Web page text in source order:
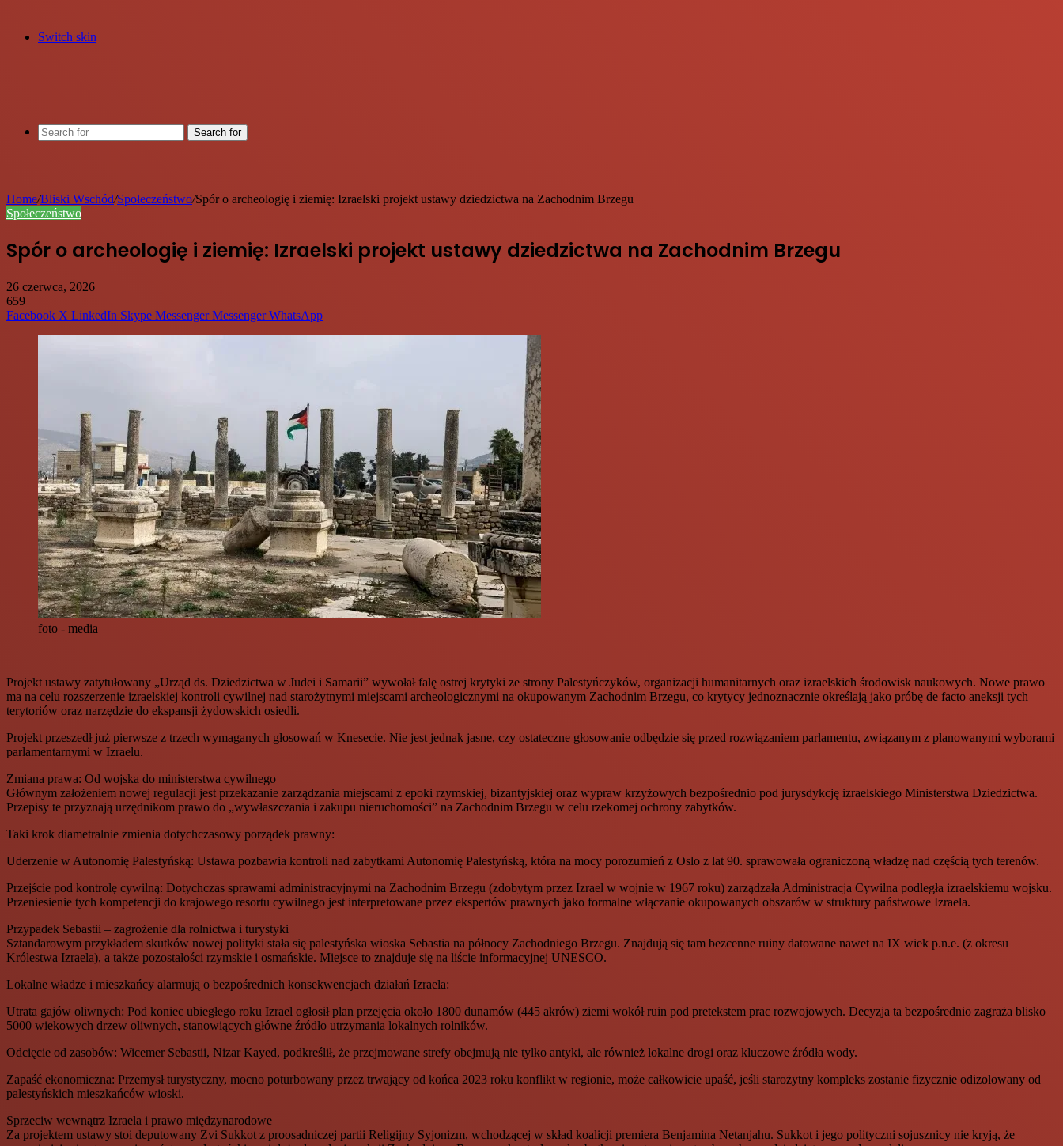
Switch skin
Search for
Home/Bliski Wschód/Społeczeństwo/Spór o archeologię i ziemię: Izraelski projekt ustawy dziedzictwa na Zachodnim Brzegu
Społeczeństwo
Spór o archeologię i ziemię: Izraelski projekt ustawy dziedzictwa na Zachodnim Brzegu
26 czerwca, 2026
659
Facebook X LinkedIn Skype Messenger Messenger WhatsApp
foto - media
Projekt ustawy zatytułowany „Urząd ds. Dziedzictwa w Judei i Samarii” wywołał falę ostrej krytyki ze strony Palestyńczyków, organizacji humanitarnych oraz izraelskich środowisk naukowych. Nowe prawo
ma na celu rozszerzenie izraelskiej kontroli cywilnej nad starożytnymi miejscami archeologicznymi na okupowanym Zachodnim Brzegu, co krytycy jednoznacznie określają jako próbę de facto aneksji tych
terytoriów oraz narzędzie do ekspansji żydowskich osiedli.
Projekt przeszedł już pierwsze z trzech wymaganych głosowań w Knesecie. Nie jest jednak jasne, czy ostateczne głosowanie odbędzie się przed rozwiązaniem parlamentu, związanym z planowanymi wyborami
parlamentarnymi w Izraelu.
Zmiana prawa: Od wojska do ministerstwa cywilnego
Głównym założeniem nowej regulacji jest przekazanie zarządzania miejscami z epoki rzymskiej, bizantyjskiej oraz wypraw krzyżowych bezpośrednio pod jurysdykcję izraelskiego Ministerstwa Dziedzictwa.
Przepisy te przyznają urzędnikom prawo do „wywłaszczania i zakupu nieruchomości” na Zachodnim Brzegu w celu rzekomej ochrony zabytków.
Taki krok diametralnie zmienia dotychczasowy porządek prawny:
Uderzenie w Autonomię Palestyńską: Ustawa pozbawia kontroli nad zabytkami Autonomię Palestyńską, która na mocy porozumień z Oslo z lat 90. sprawowała ograniczoną władzę nad częścią tych terenów.
Przejście pod kontrolę cywilną: Dotychczas sprawami administracyjnymi na Zachodnim Brzegu (zdobytym przez Izrael w wojnie w 1967 roku) zarządzała Administracja Cywilna podległa izraelskiemu wojsku.
Przeniesienie tych kompetencji do krajowego resortu cywilnego jest interpretowane przez ekspertów prawnych jako formalne włączanie okupowanych obszarów w struktury państwowe Izraela.
Przypadek Sebastii – zagrożenie dla rolnictwa i turystyki
Sztandarowym przykładem skutków nowej polityki stała się palestyńska wioska Sebastia na północy Zachodniego Brzegu. Znajdują się tam bezcenne ruiny datowane nawet na IX wiek p.n.e. (z okresu
Królestwa Izraela), a także pozostałości rzymskie i osmańskie. Miejsce to znajduje się na liście informacyjnej UNESCO.
Lokalne władze i mieszkańcy alarmują o bezpośrednich konsekwencjach działań Izraela:
Utrata gajów oliwnych: Pod koniec ubiegłego roku Izrael ogłosił plan przejęcia około 1800 dunamów (445 akrów) ziemi wokół ruin pod pretekstem prac rozwojowych. Decyzja ta bezpośrednio zagraża blisko
5000 wiekowych drzew oliwnych, stanowiących główne źródło utrzymania lokalnych rolników.
Odcięcie od zasobów: Wicemer Sebastii, Nizar Kayed, podkreślił, że przejmowane strefy obejmują nie tylko antyki, ale również lokalne drogi oraz kluczowe źródła wody.
Zapaść ekonomiczna: Przemysł turystyczny, mocno poturbowany przez trwający od końca 2023 roku konflikt w regionie, może całkowicie upaść, jeśli starożytny kompleks zostanie fizycznie odizolowany od
palestyńskich mieszkańców wioski.
Sprzeciw wewnątrz Izraela i prawo międzynarodowe
Za projektem ustawy stoi deputowany Zvi Sukkot z proosadniczej partii Religijny Syjonizm, wchodzącej w skład koalicji premiera Benjamina Netanjahu. Sukkot i jego polityczni sojusznicy nie kryją, że